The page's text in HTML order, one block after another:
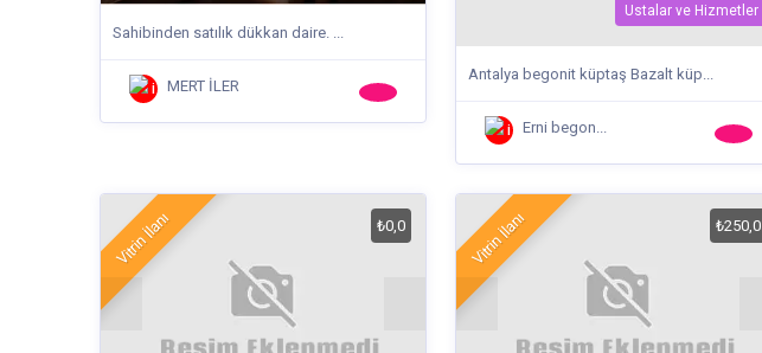
Sahibinden satılık dükkan daire. ...
MERT İLER
Ustalar ve Hizmetler
Antalya begonit küptaş Bazalt küp...
Erni begon...
Vitrin İlanı ₺0,0 Vitrin İlanı ₺250,0